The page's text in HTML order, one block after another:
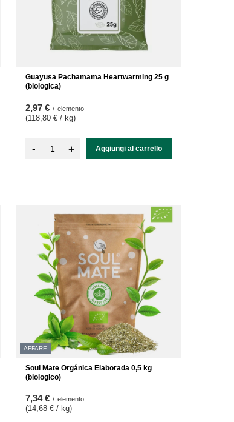
Guayusa Pachamama Heartwarming 25 g
(biologica)
2,97 € / elemento
(118,80 € / kg)
- + Aggiungi al carrello
AFFARE
Soul Mate Orgánica Elaborada 0,5 kg
(biologico)
7,34 € / elemento
(14,68 € / kg)